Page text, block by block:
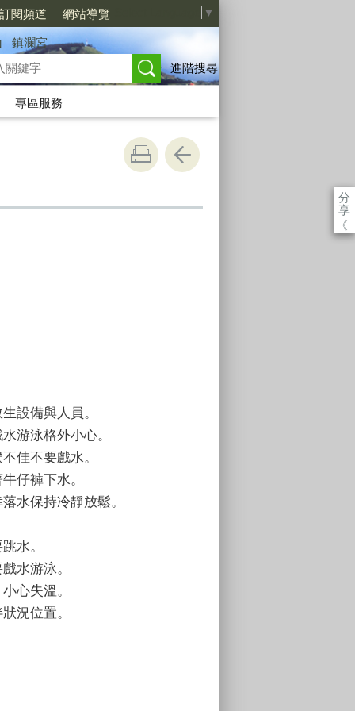
閱頻道 網站導覽 ▼
鎮瀾宮
進階搜尋
專區服務
分
享
《
設備與人員。
游泳格外小心。
佳不要戲水。
仔褲下水。
水保持冷靜放鬆。
水。
水游泳。
心失溫。
況位置。